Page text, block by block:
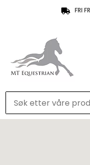
 FRI